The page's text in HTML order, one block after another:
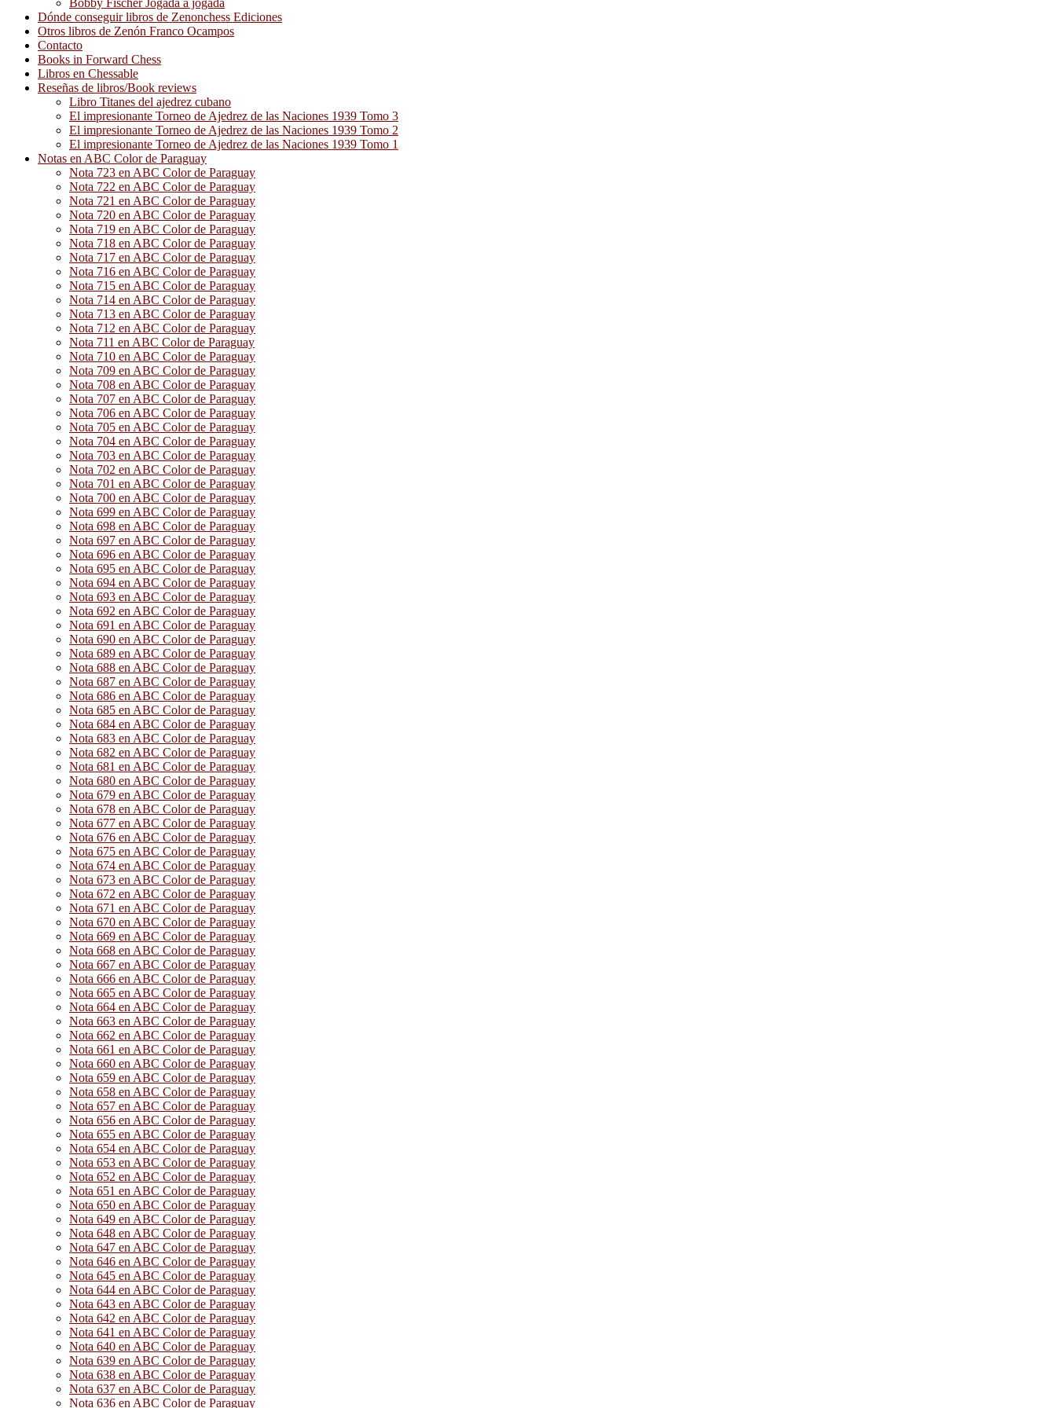
Bobby Fischer Jogada a jogada
Dónde conseguir libros de Zenonchess Ediciones
Otros libros de Zenón Franco Ocampos
Contacto
Books in Forward Chess
Libros en Chessable
Reseñas de libros/Book reviews
Libro Titanes del ajedrez cubano
El impresionante Torneo de Ajedrez de las Naciones 1939 Tomo 3
El impresionante Torneo de Ajedrez de las Naciones 1939 Tomo 2
El impresionante Torneo de Ajedrez de las Naciones 1939 Tomo 1
Notas en ABC Color de Paraguay
Nota 723 en ABC Color de Paraguay
Nota 722 en ABC Color de Paraguay
Nota 721 en ABC Color de Paraguay
Nota 720 en ABC Color de Paraguay
Nota 719 en ABC Color de Paraguay
Nota 718 en ABC Color de Paraguay
Nota 717 en ABC Color de Paraguay
Nota 716 en ABC Color de Paraguay
Nota 715 en ABC Color de Paraguay
Nota 714 en ABC Color de Paraguay
Nota 713 en ABC Color de Paraguay
Nota 712 en ABC Color de Paraguay
Nota 711 en ABC Color de Paraguay
Nota 710 en ABC Color de Paraguay
Nota 709 en ABC Color de Paraguay
Nota 708 en ABC Color de Paraguay
Nota 707 en ABC Color de Paraguay
Nota 706 en ABC Color de Paraguay
Nota 705 en ABC Color de Paraguay
Nota 704 en ABC Color de Paraguay
Nota 703 en ABC Color de Paraguay
Nota 702 en ABC Color de Paraguay
Nota 701 en ABC Color de Paraguay
Nota 700 en ABC Color de Paraguay
Nota 699 en ABC Color de Paraguay
Nota 698 en ABC Color de Paraguay
Nota 697 en ABC Color de Paraguay
Nota 696 en ABC Color de Paraguay
Nota 695 en ABC Color de Paraguay
Nota 694 en ABC Color de Paraguay
Nota 693 en ABC Color de Paraguay
Nota 692 en ABC Color de Paraguay
Nota 691 en ABC Color de Paraguay
Nota 690 en ABC Color de Paraguay
Nota 689 en ABC Color de Paraguay
Nota 688 en ABC Color de Paraguay
Nota 687 en ABC Color de Paraguay
Nota 686 en ABC Color de Paraguay
Nota 685 en ABC Color de Paraguay
Nota 684 en ABC Color de Paraguay
Nota 683 en ABC Color de Paraguay
Nota 682 en ABC Color de Paraguay
Nota 681 en ABC Color de Paraguay
Nota 680 en ABC Color de Paraguay
Nota 679 en ABC Color de Paraguay
Nota 678 en ABC Color de Paraguay
Nota 677 en ABC Color de Paraguay
Nota 676 en ABC Color de Paraguay
Nota 675 en ABC Color de Paraguay
Nota 674 en ABC Color de Paraguay
Nota 673 en ABC Color de Paraguay
Nota 672 en ABC Color de Paraguay
Nota 671 en ABC Color de Paraguay
Nota 670 en ABC Color de Paraguay
Nota 669 en ABC Color de Paraguay
Nota 668 en ABC Color de Paraguay
Nota 667 en ABC Color de Paraguay
Nota 666 en ABC Color de Paraguay
Nota 665 en ABC Color de Paraguay
Nota 664 en ABC Color de Paraguay
Nota 663 en ABC Color de Paraguay
Nota 662 en ABC Color de Paraguay
Nota 661 en ABC Color de Paraguay
Nota 660 en ABC Color de Paraguay
Nota 659 en ABC Color de Paraguay
Nota 658 en ABC Color de Paraguay
Nota 657 en ABC Color de Paraguay
Nota 656 en ABC Color de Paraguay
Nota 655 en ABC Color de Paraguay
Nota 654 en ABC Color de Paraguay
Nota 653 en ABC Color de Paraguay
Nota 652 en ABC Color de Paraguay
Nota 651 en ABC Color de Paraguay
Nota 650 en ABC Color de Paraguay
Nota 649 en ABC Color de Paraguay
Nota 648 en ABC Color de Paraguay
Nota 647 en ABC Color de Paraguay
Nota 646 en ABC Color de Paraguay
Nota 645 en ABC Color de Paraguay
Nota 644 en ABC Color de Paraguay
Nota 643 en ABC Color de Paraguay
Nota 642 en ABC Color de Paraguay
Nota 641 en ABC Color de Paraguay
Nota 640 en ABC Color de Paraguay
Nota 639 en ABC Color de Paraguay
Nota 638 en ABC Color de Paraguay
Nota 637 en ABC Color de Paraguay
Nota 636 en ABC Color de Paraguay